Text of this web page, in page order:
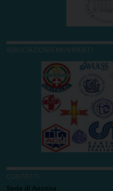
ASSOCIAZIONI E MOVIMENTI
CONTATTI
Sede di Ancona